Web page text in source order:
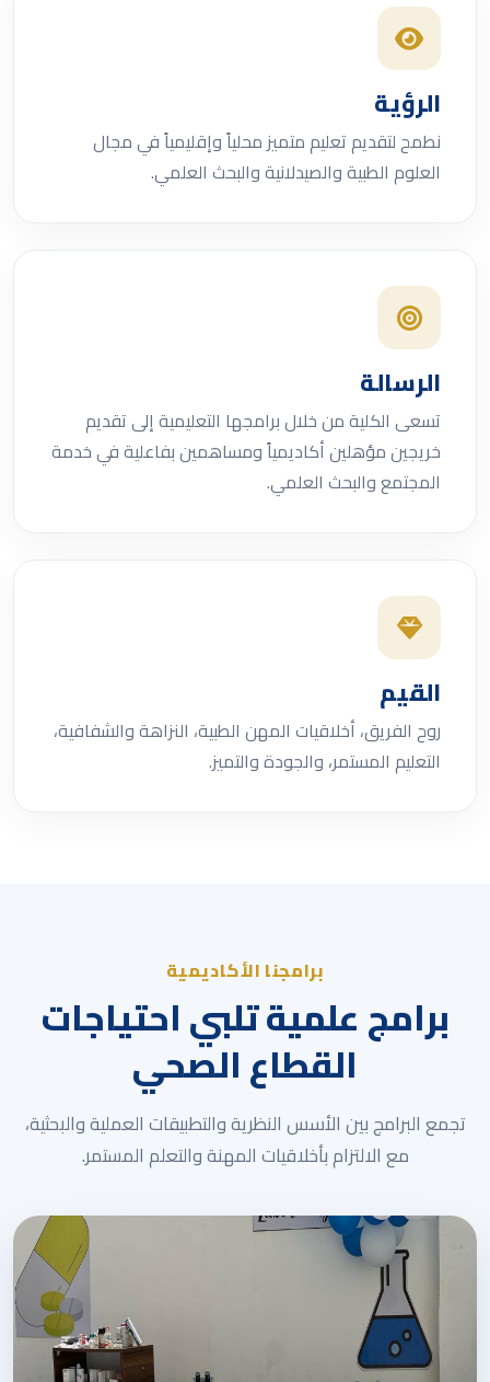
الرؤية
نطمح لتقديم تعليم متميز محلياً وإقليمياً في مجال
العلوم الطبية والصيدلانية والبحث العلمي.
الرسالة
تسعى الكلية من خلال برامجها التعليمية إلى تقديم
خريجين مؤهلين أكاديمياً ومساهمين بفاعلية في خدمة
المجتمع والبحث العلمي.
القيم
روح الفريق، أخلاقيات المهن الطبية، النزاهة والشفافية،
التعليم المستمر، والجودة والتميز.
برامجنا الأكاديمية
برامج علمية تلبي احتياجات
القطاع الصحي
تجمع البرامج بين الأسس النظرية والتطبيقات العملية والبحثية،
مع الالتزام بأخلاقيات المهنة والتعلم المستمر.